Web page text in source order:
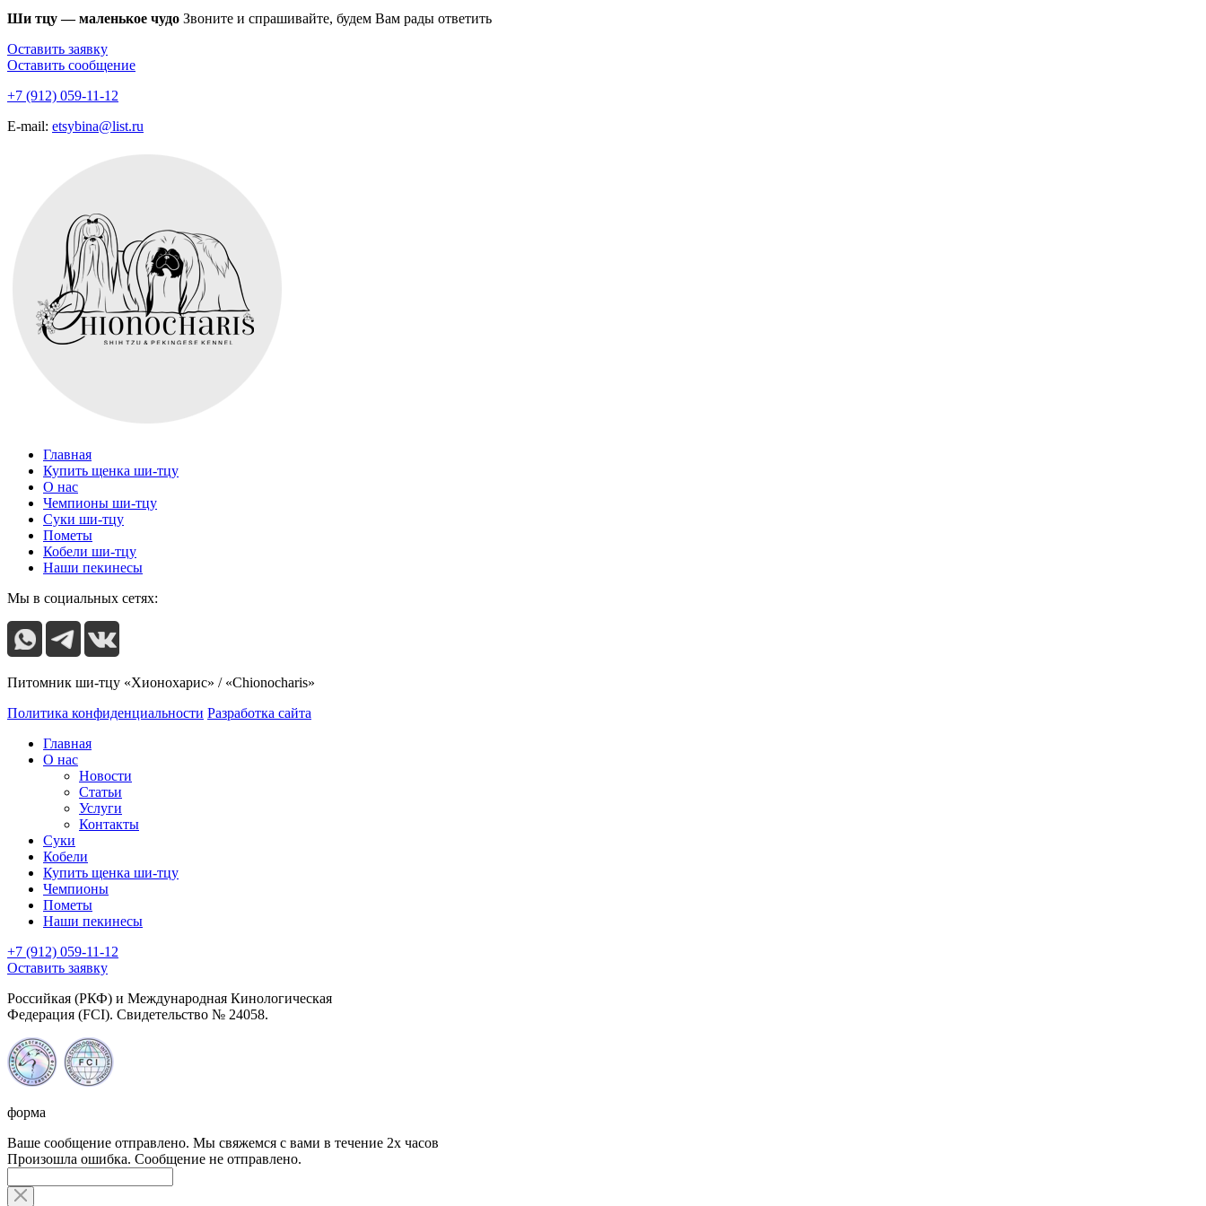
Ши тцу — маленькое чудо Звоните и спрашивайте, будем Вам рады ответить
Оставить заявку
Оставить сообщение
+7 (912) 059-11-12
E-mail: etsybina@list.ru
Главная
Купить щенка ши-тцу
О нас
Чемпионы ши-тцу
Суки ши-тцу
Пометы
Кобели ши-тцу
Наши пекинесы
Мы в социальных сетях:
Питомник ши-тцу «Хионохарис» / «Chionocharis»
Политика конфиденциальности Разработка сайта
Главная
О нас
Новости
Статьи
Услуги
Контакты
Суки
Кобели
Купить щенка ши-тцу
Чемпионы
Пометы
Наши пекинесы
+7 (912) 059-11-12
Оставить заявку
Российкая (РКФ) и Международная Кинологическая
Федерация (FCI). Свидетельство № 24058.
форма
Ваше сообщение отправлено. Мы свяжемся с вами в течение 2х часов
Произошла ошибка. Сообщение не отправлено.